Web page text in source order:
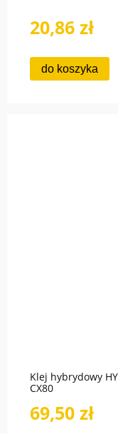
20,86 zł
do koszyka
Klej hybrydowy
CX80
69,50 zł